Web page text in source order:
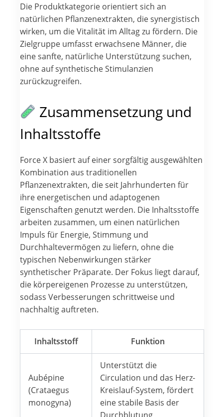
Die Produktkategorie orientiert sich an
natürlichen Pflanzenextrakten, die synergistisch
wirken, um die Vitalität im Alltag zu fördern. Die
Zielgruppe umfasst erwachsene Männer, die
eine sanfte, natürliche Unterstützung suchen,
ohne auf synthetische Stimulanzien
zurückzugreifen.
Zusammensetzung und
Inhaltsstoffe
Force X basiert auf einer sorgfältig ausgewählten
Kombination aus traditionellen
Pflanzenextrakten, die seit Jahrhunderten für
ihre energetischen und adaptogenen
Eigenschaften genutzt werden. Die Inhaltsstoffe
arbeiten zusammen, um einen natürlichen
Impuls für Energie, Stimmung und
Durchhaltevermögen zu liefern, ohne die
typischen Nebenwirkungen stärker
synthetischer Präparate. Der Fokus liegt darauf,
die körpereigenen Prozesse zu unterstützen,
sodass Verbesserungen schrittweise und
nachhaltig auftreten.
Inhaltsstoff Funktion
Aubépine
(Crataegus
monogyna)
Unterstützt die
Circulation und das Herz-
Kreislauf-System, fördert
eine stabile Basis der
Durchblutung